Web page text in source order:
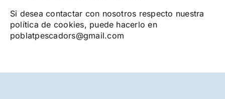
Si desea contactar con nosotros respecto nuestra
política de cookies, puede hacerlo en
poblatpescadors@gmail.com